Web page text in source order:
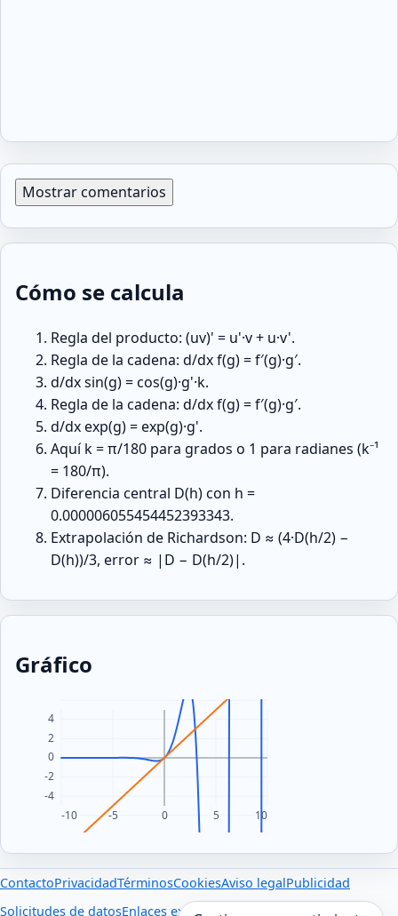
Mostrar comentarios
Cómo se calcula
Regla del producto: (uv)' = u'·v + u·v'.
Regla de la cadena: d/dx f(g) = f′(g)·g′.
d/dx sin(g) = cos(g)·g'·k.
Regla de la cadena: d/dx f(g) = f′(g)·g′.
d/dx exp(g) = exp(g)·g'.
Aquí k = π/180 para grados o 1 para radianes (k⁻¹
= 180/π).
Diferencia central D(h) con h =
0.000006055454452393343.
Extrapolación de Richardson: D ≈ (4·D(h/2) −
D(h))/3, error ≈ |D − D(h/2)|.
Gráfico
ContactoPrivacidadTérminosCookiesAviso legalPublicidad
Solicitudes de datosEnlaces externos